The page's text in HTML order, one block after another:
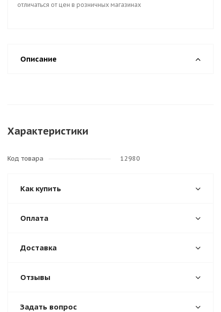
отличаться от цен в розничных магазинах
Описание
Характеристики
Код товара 12980
Как купить
Оплата
Доставка
Отзывы
Задать вопрос